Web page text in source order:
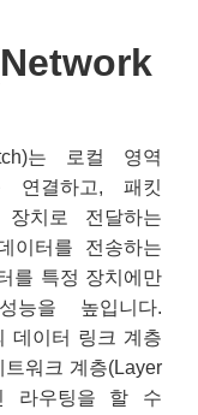
는 로컬 영역
연결하고, 패킷
치로 전달하는
이터를 전송하는
를 특정 장치에만
능을 높입니다.
데이터 링크 계층
워크 계층(Layer
라우팅을 할 수